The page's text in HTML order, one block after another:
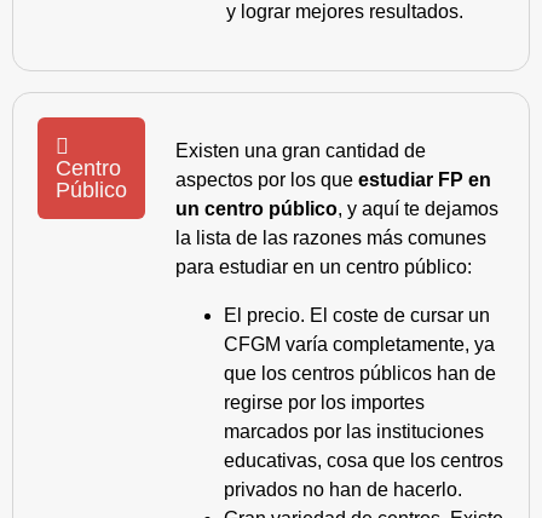
y lograr mejores resultados.
Centro
Público
Existen una gran cantidad de
aspectos por los que estudiar FP en
un centro público, y aquí te dejamos
la lista de las razones más comunes
para estudiar en un centro público:
El precio. El coste de cursar un
CFGM varía completamente, ya
que los centros públicos han de
regirse por los importes
marcados por las instituciones
educativas, cosa que los centros
privados no han de hacerlo.